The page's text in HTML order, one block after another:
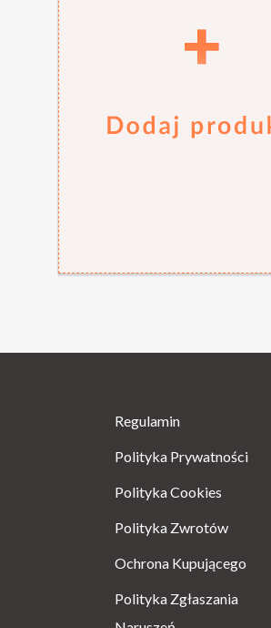
Regulamin
Polityka Prywatności
Polityka Cookies
Polityka Zwrotów
Ochrona Kupującego
Polityka Zgłaszania